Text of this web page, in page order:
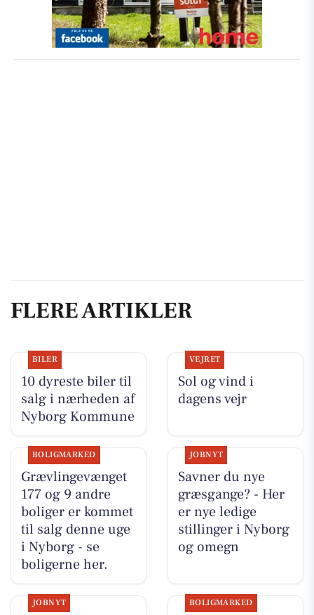
FLERE ARTIKLER
BILER
10 dyreste biler til
salg i nærheden af
Nyborg Kommune
VEJRET
Sol og vind i
dagens vejr
BOLIGMARKED
Grævlingevænget
177 og 9 andre
boliger er kommet
til salg denne uge
i Nyborg - se
boligerne her.
JOBNYT
Savner du nye
græsgange? - Her
er nye ledige
stillinger i Nyborg
og omegn
JOBNYT BOLIGMARKED